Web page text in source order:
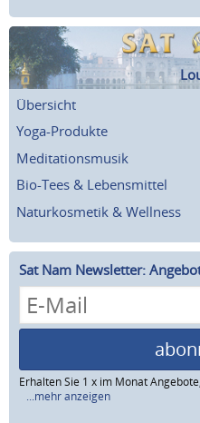
Übersicht
Yoga-Produkte
Meditationsmusik
Bio-Tees & Lebensmittel
Naturkosmetik & Wellness
Sat Nam Newsletter:
Erhalten Sie 1 x im Monat
...mehr anzeigen